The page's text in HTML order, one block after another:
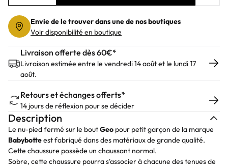
Add to
Envie de le trouver dans une de nos boutiques
Voir disponibilité en boutique
Livraison offerte dès 60€*
Livraison estimée entre le vendredi 14 août et le lundi 17
août.
Retours et échanges offerts*
14 jours de réflexion pour se décider
Description
Le nu-pied fermé sur le boutGeo pour petit garçon de la marque
Babybotteest fabriqué dans des matériaux de grande qualité.
Cette chaussure possède un chaussant normal.
Sobre, cette chaussure pourra s'associer à chacune des tenues de